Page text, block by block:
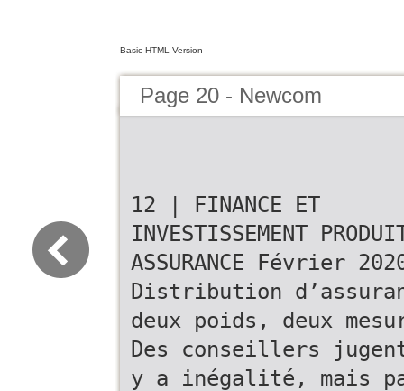
Basic HTML Version
Page 20 - Newcom
12 | FINANCE ET
INVESTISSEMENT
ASSURANCE Février
Distribution
deux poids, deux
Des conseillers
y a inégalité, mais